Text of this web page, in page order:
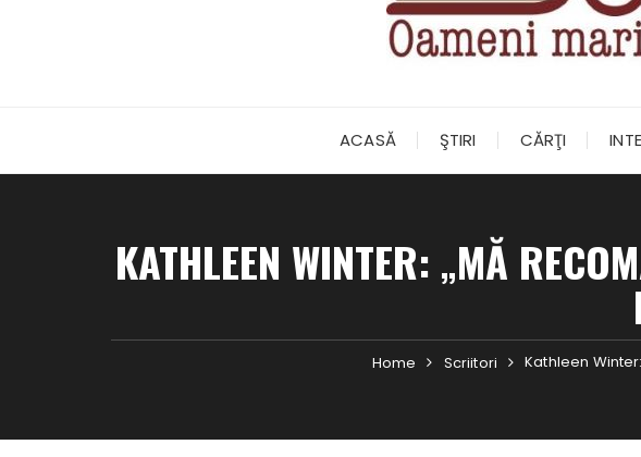
ACASĂ ŞTIRI CĂRŢI
KATHLEEN WINTER: „MĂ
Home Scriitori Kathleen